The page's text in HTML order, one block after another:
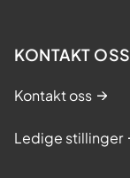
KONTAKT OSS
Kontakt oss
Ledige stillinger